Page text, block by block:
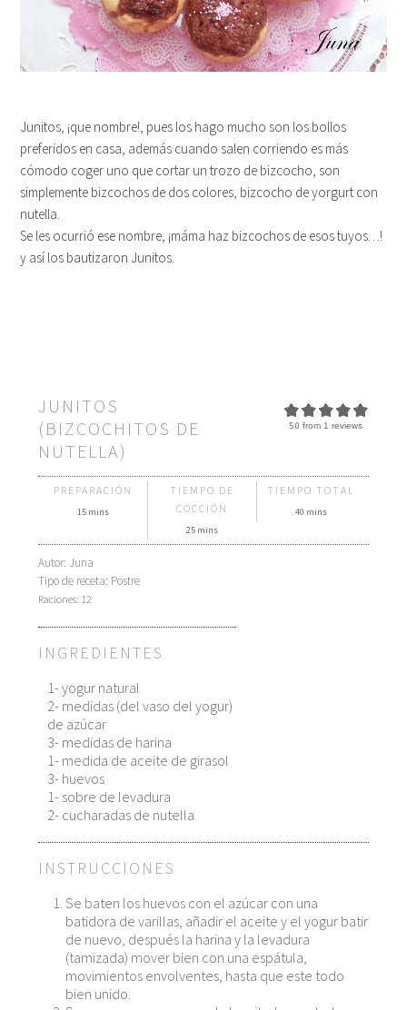
Junitos, ¡que nombre!, pues los hago mucho son los bollos
preferidos en casa, además cuando salen corriendo es más
cómodo coger uno que cortar un trozo de bizcocho, son
simplemente bizcochos de dos colores, bizcocho de yorgurt con
nutella.
Se les ocurrió ese nombre, ¡máma haz bizcochos de esos tuyos…!
y así los bautizaron Junitos.
5.0 from 1 reviews
JUNITOS
(BIZCOCHITOS DE
NUTELLA)
PREPARACIÓN
15 mins
TIEMPO DE
COCCIÓN
25 mins
TIEMPO TOTAL
40 mins
Autor:Juna
Tipo de receta: Postre
Raciones: 12
INGREDIENTES
1- yogur natural
2- medidas (del vaso del yogur)
de azúcar
3- medidas de harina
1- medida de aceite de girasol
3- huevos
1- sobre de levadura
2- cucharadas de nutella
INSTRUCCIONES
Se baten los huevos con el azúcar con una
batidora de varillas, añadir el aceite y el yogur batir
de nuevo, después la harina y la levadura
(tamizada) mover bien con una espátula,
movimientos envolventes, hasta que este todo
bien unido.